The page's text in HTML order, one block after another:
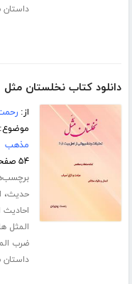
دانلود کتاب نخلستان مثل
از:
مذهب
۵۴ صفحه
حدیث،
احادیث
المثل
ضرب